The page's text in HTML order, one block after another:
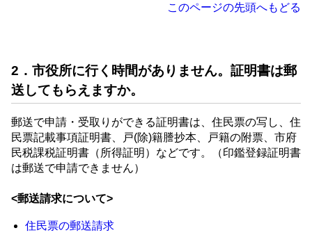
このページの先頭へもどる
2．市役所に行く時間がありません。証明書は郵
送してもらえますか。
郵送で申請・受取りができる証明書は、住民票の写し、住
民票記載事項証明書、戸(除)籍謄抄本、戸籍の附票、市府
民税課税証明書（所得証明）などです。（印鑑登録証明書
は郵送で申請できません）
<郵送請求について>
住民票の郵送請求